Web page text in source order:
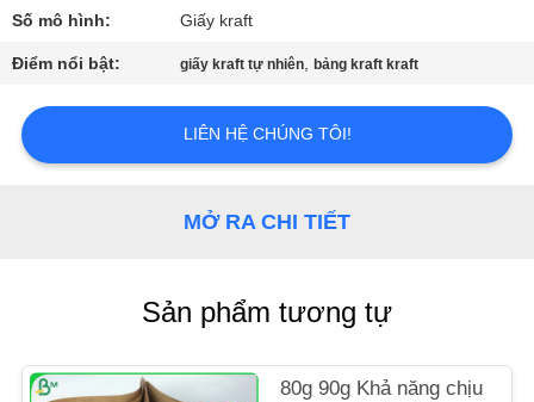
KIỂM
CHẤT
LƯỢNG
TÔI
Số mô hình: Giấy kraft
Điểm nổi bật: giấy kraft tự nhiên,bảng kraft kraft
LIÊN HỆ CHÚNG TÔI!
MỞ RA CHI TIẾT
Sản phẩm tương tự
80g 90g Khả năng chịu